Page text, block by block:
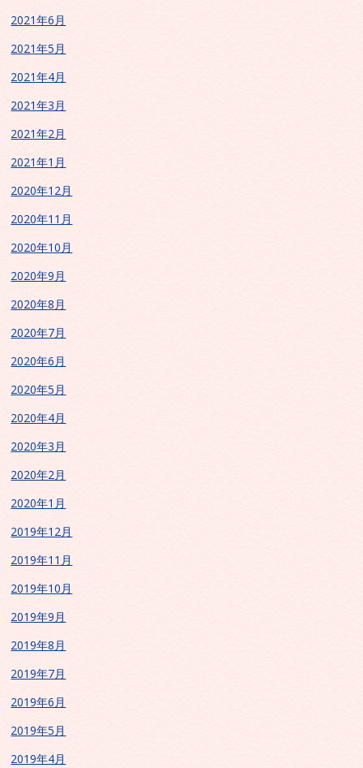
2021年6月
2021年5月
2021年4月
2021年3月
2021年2月
2021年1月
2020年12月
2020年11月
2020年10月
2020年9月
2020年8月
2020年7月
2020年6月
2020年5月
2020年4月
2020年3月
2020年2月
2020年1月
2019年12月
2019年11月
2019年10月
2019年9月
2019年8月
2019年7月
2019年6月
2019年5月
2019年4月